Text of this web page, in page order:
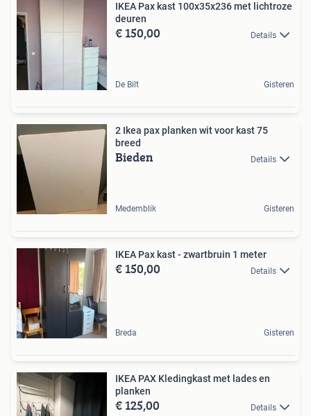
IKEA Pax kast 100x35x236 met lichtroze
deuren
€ 150,00 Details
De Bilt Gisteren
2 Ikea pax planken wit voor kast 75
breed
Bieden Details
Medemblik Gisteren
IKEA Pax kast - zwartbruin 1 meter
€ 150,00 Details
Breda Gisteren
IKEA PAX Kledingkast met lades en
planken
€ 125,00 Details